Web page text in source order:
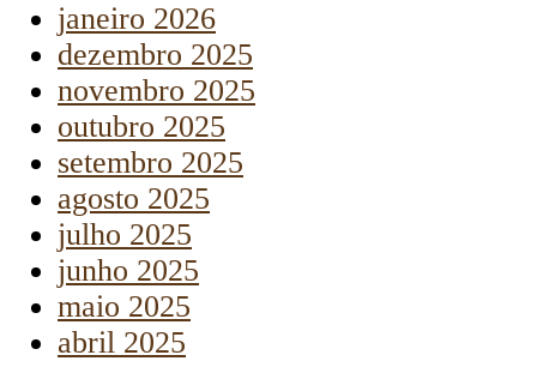
janeiro 2026
dezembro 2025
novembro 2025
outubro 2025
setembro 2025
agosto 2025
julho 2025
junho 2025
maio 2025
abril 2025